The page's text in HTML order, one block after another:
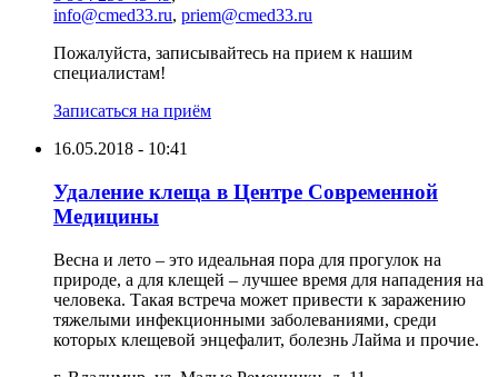
info@cmed33.ru, priem@cmed33.ru
Пожалуйста, записывайтесь на прием к нашим
специалистам!
Записаться на приём
16.05.2018 - 10:41
Удаление клеща в Центре Современной
Медицины
Весна и лето – это идеальная пора для прогулок на
природе, а для клещей – лучшее время для нападения на
человека. Tакая встреча может привести к заражению
тяжелыми инфекционными заболеваниями, среди
которых клещевой энцефалит, болезнь Лайма и прочие.